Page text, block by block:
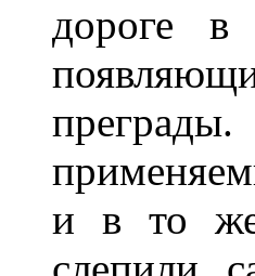
дороге в
и в то же